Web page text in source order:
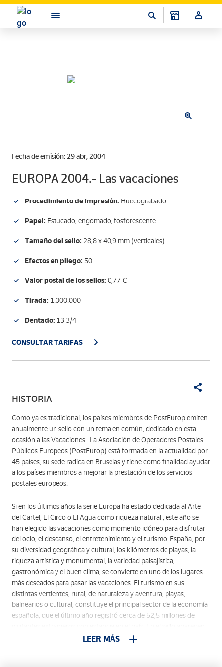
Fecha de emisión: 29 abr, 2004
EUROPA 2004.- Las vacaciones
Procedimiento de impresión: Huecograbado
Papel: Estucado, engomado, fosforescente
Tamaño del sello: 28,8 x 40,9 mm.(verticales)
Efectos en pliego: 50
Valor postal de los sellos: 0,77 €
Tirada: 1.000.000
Dentado: 13 3/4
CONSULTAR TARIFAS
HISTORIA
Como ya es tradicional, los países miembros de PostEurop emiten
anualmente un sello con un tema en común, dedicado en esta
ocasión a las Vacaciones . La Asociación de Operadores Postales
Públicos Europeos (PostEurop) está formada en la actualidad por
45 países, su sede radica en Bruselas y tiene como finalidad ayudar
a los países miembros a mejorar la prestación de los servicios
postales europeos.
Si en los últimos años la serie Europa ha estado dedicada al Arte
del Cartel, El Circo o El Agua como riqueza natural , este año se
han elegido las vacaciones como momento idóneo para disfrutar
del ocio, el descanso, el entretenimiento y el turismo. España, por
su diversidad geográfica y cultural, los kilómetros de playas, la
riqueza artística y monumental, la variedad paisajística,
gastronómica y el buen clima, se convierte en uno de los lugares
más deseados para pasar las vacaciones. El turismo en sus
distintas vertientes, rural, de naturaleza y aventura, playas,
balnearios o cultural, constituye el principal sector de la economía
española, que el último año registró cerca de 52,5 millones de
en primer término, una sombrilla y una playa como emblema de
LEER MÁS